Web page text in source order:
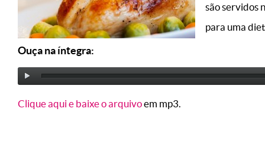
são servidos
para uma
Ouça na íntegra:
Clique aqui e baixe o arquivoem mp3.